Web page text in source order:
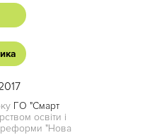
ГО "Смарт
освіти і
реформи "Нова